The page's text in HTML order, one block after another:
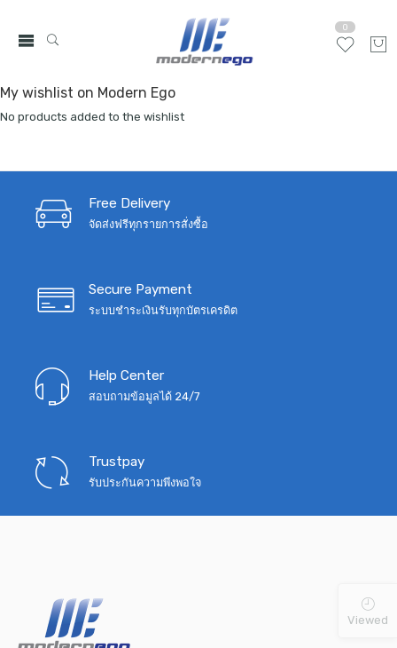
0
My wishlist on Modern Ego
No products added to the wishlist
Free Delivery
จัดส่งฟรีทุกรายการสั่งซื้อ
Secure Payment
ระบบชำระเงินรับทุกบัตรเครดิต
Help Center
สอบถามข้อมูลได้ 24/7
Trustpay
รับประกันความพึงพอใจ
Viewed